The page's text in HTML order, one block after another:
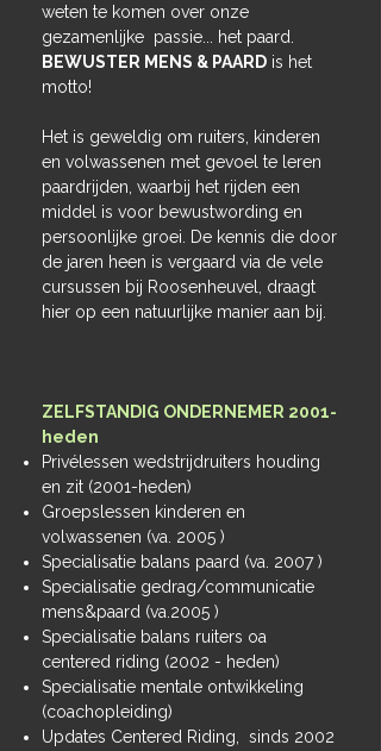
weten te komen over onze
gezamenlijke passie... het paard.
BEWUSTER MENS & PAARD is het
motto!
Het is geweldig om ruiters, kinderen
en volwassenen met gevoel te leren
paardrijden, waarbij het rijden een
middel is voor bewustwording en
persoonlijke groei. De kennis die door
de jaren heen is vergaard via de vele
cursussen bij Roosenheuvel, draagt
hier op een natuurlijke manier aan bij.
ZELFSTANDIG ONDERNEMER 2001-
heden
Privélessen wedstrijdruiters houding
en zit (2001-heden)
Groepslessen kinderen en
volwassenen (va. 2005 )
Specialisatie balans paard (va. 2007 )
Specialisatie gedrag/communicatie
mens&paard (va.2005 )
Specialisatie balans ruiters oa
centered riding (2002 - heden)
Specialisatie mentale ontwikkeling
(coachopleiding)
Updates Centered Riding, sinds 2002